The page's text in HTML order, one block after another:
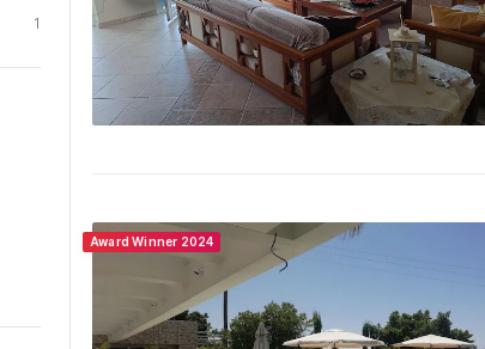
1
Award Winner 2024